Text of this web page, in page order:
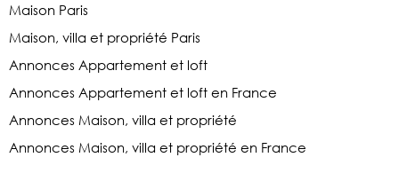
Maison Paris
Maison, villa et propriété Paris
Annonces Appartement et loft
Annonces Appartement et loft en France
Annonces Maison, villa et propriété
Annonces Maison, villa et propriété en France